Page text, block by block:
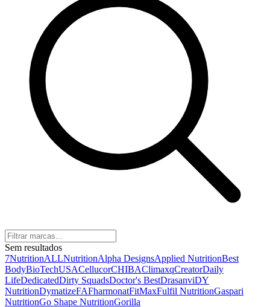
Sem resultados
7NutritionALLNutritionAlpha DesignsApplied NutritionBest
BodyBioTechUSACellucorCHIBAClimaxqCreatorDaily
LifeDedicatedDirty SquadsDoctor's BestDrasanviDY
NutritionDymatizeFAFharmonatFitMaxFulfil NutritionGaspari
NutritionGo Shape NutritionGorilla